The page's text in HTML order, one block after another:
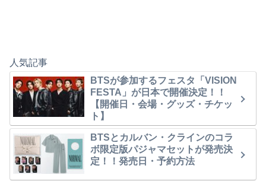
人気記事
BTSが参加するフェスタ「VISION
FESTA」が日本で開催決定！！
【開催日・会場・グッズ・チケッ
ト】
BTSとカルバン・クラインのコラ
ボ限定版パジャマセットが発売決
定！！発売日・予約方法